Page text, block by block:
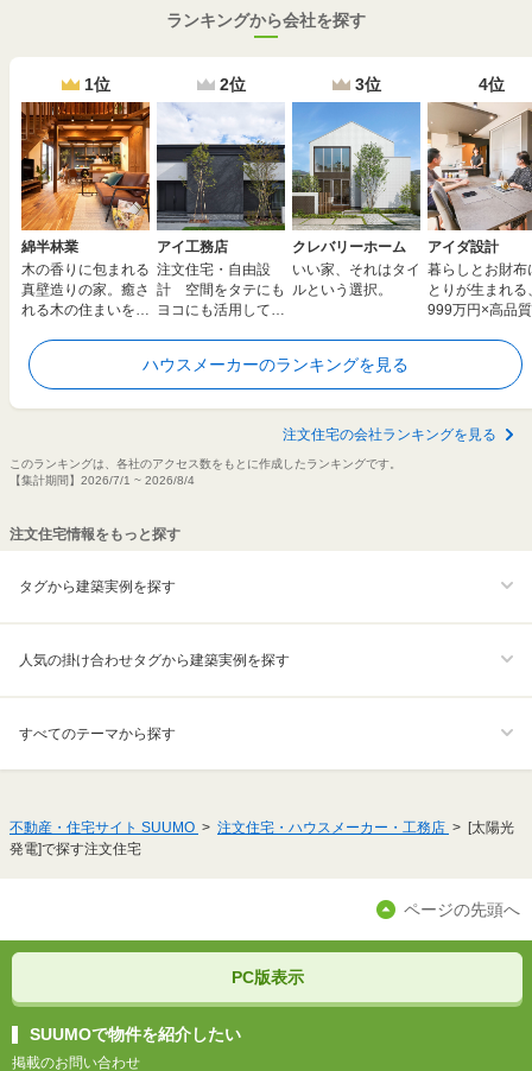
ランキングから会社を探す
1位
綿半林業
木の香りに包まれる
真壁造りの家。癒さ
れる木の住まいを安
2位
アイ工務店
注文住宅・自由設
計 空間をタテにも
ヨコにも活用して夢
3位
クレバリーホーム
いい家、それはタイ
ルという選択。
4位
アイダ設計
暮らしとお財布
とりが生まれる
999万円×高品
ハウスメーカーのランキングを見る
注文住宅の会社ランキングを見る
このランキングは、各社のアクセス数をもとに作成したランキングです。
【集計期間】2026/7/1 ~ 2026/8/4
注文住宅情報をもっと探す
タグから建築実例を探す
人気の掛け合わせタグから建築実例を探す
すべてのテーマから探す
不動産・住宅サイト SUUMO 注文住宅・ハウスメーカー・工務店
[太陽光
発電]で探す注文住宅
ページの先頭へ
PC版表示
SUUMOで物件を紹介したい
掲載のお問い合わせ